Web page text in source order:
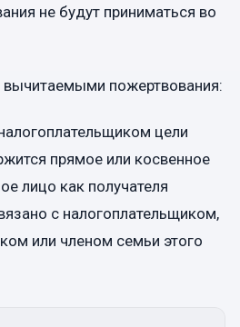
не будут приниматься во
пожертвования:
цели
прямое или косвенное
лицо как получателя
с налогоплательщиком,
или членом семьи этого